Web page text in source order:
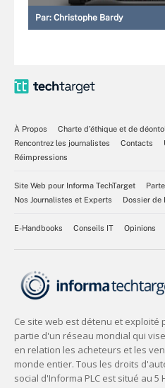
Par: Christophe Bardy
À Propos
Charte d’éthique et de
Rencontrez les journalistes
Contacts
Réimpressions
Site Web pour Informa TechTarget
Nos Journalistes et Experts
Dossier de
E-Handbooks Conseils IT Opinions